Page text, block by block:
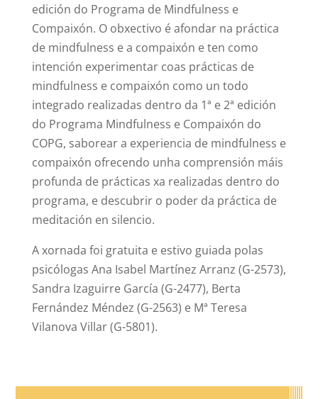
edición do Programa de Mindfulness e
Compaixón. O obxectivo é afondar na práctica
de mindfulness e a compaixón e ten como
intención experimentar coas prácticas de
mindfulness e compaixón como un todo
integrado realizadas dentro da 1ª e 2ª edición
do Programa Mindfulness e Compaixón do
COPG, saborear a experiencia de mindfulness e
compaixón ofrecendo unha comprensión máis
profunda de prácticas xa realizadas dentro do
programa, e descubrir o poder da práctica de
meditación en silencio.
A xornada foi gratuita e estivo guiada polas
psicólogas Ana Isabel Martínez Arranz (G-2573),
Sandra Izaguirre García (G-2477), Berta
Fernández Méndez (G-2563) e Mª Teresa
Vilanova Villar (G-5801).